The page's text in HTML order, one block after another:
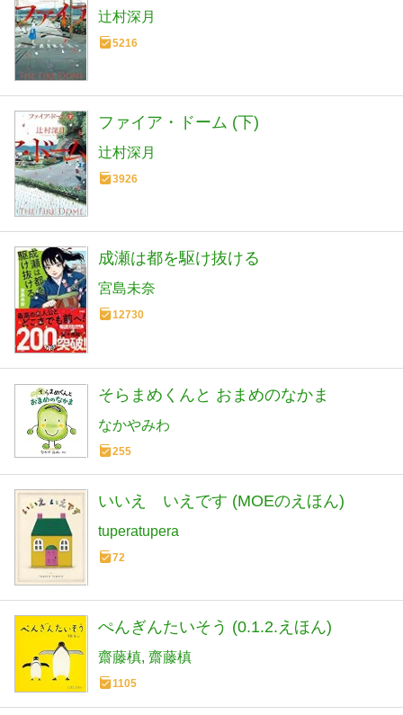
辻村深月
5216
ファイア・ドーム (下)
辻村深月
3926
成瀬は都を駆け抜ける
宮島未奈
12730
そらまめくんと おまめのなかま
なかやみわ
255
いいえ いえです (MOEのえほん)
tuperatupera
72
ぺんぎんたいそう (0.1.2.えほん)
齋藤槙 齋藤槙
1105